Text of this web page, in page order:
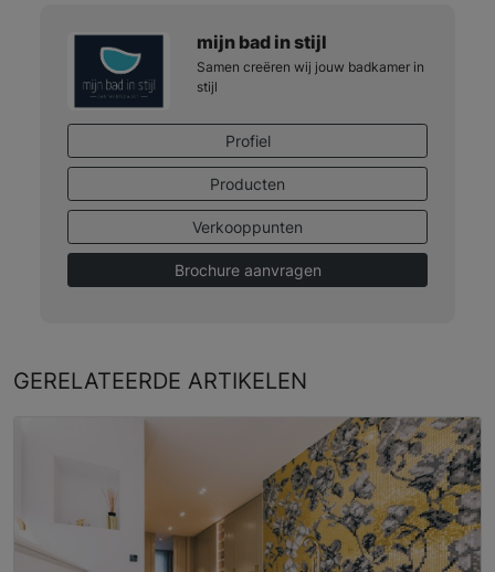
mijn bad in stijl
Samen creëren wij jouw badkamer in
stijl
Profiel
Producten
Verkooppunten
Brochure aanvragen
GERELATEERDE ARTIKELEN